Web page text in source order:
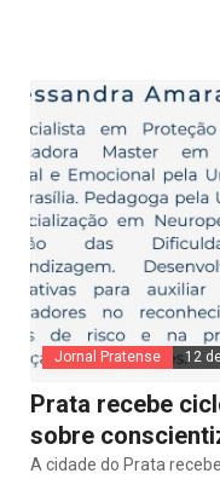
Jornal Pratense 12
Prata recebe
sobre
A cidade do Prata